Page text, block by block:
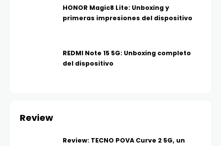
HONOR Magic8 Lite: Unboxing y
primeras impresiones del dispositivo
REDMI Note 15 5G: Unboxing completo
del dispositivo
Review
Review: TECNO POVA Curve 2 5G, un